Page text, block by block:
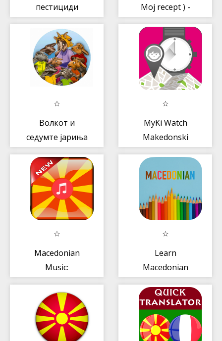
пестициди
Moj recept ) -
готвење
Волкот и
седумте јариња
MyKi Watch
Makedonski
Macedonian
Music:
Radio Online
Free
Learn
Macedonian